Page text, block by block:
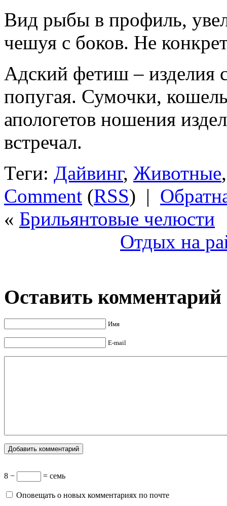
Вид рыбы в профиль,
чешуя с боков. Не
Адский фетиш – изделия
попугая. Сумочки,
апологетов ношения
встречал.
Теги: Дайвинг, Животные
Comment (RSS) |
« Брильянтовые челюсти
Отдых на
Оставить комментарий
Имя
E-mail
8 − = семь
Оповещать о новых комментариях по почте